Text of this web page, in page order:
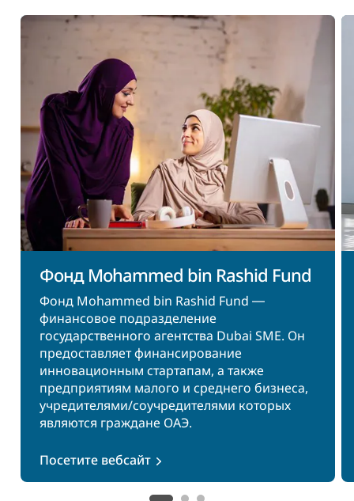
Фонд Mohammed bin Rashid Fund
Фонд Mohammed bin Rashid Fund ―
финансовое подразделение
государственного агентства Dubai SME. Он
предоставляет финансирование
инновационным стартапам, а также
предприятиям малого и среднего бизнеса,
учредителями/соучредителями которых
являются граждане ОАЭ.
Посетите вебсайт